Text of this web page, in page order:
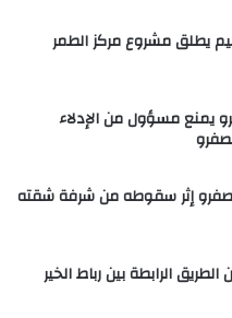
يطلق مشروع مركز الطمر
يمنع مسؤول من الإدلاء
إثر سقوطه من شرفة شقته
الرابطة بين رباط الخير